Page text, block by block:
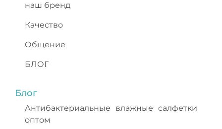
наш бренд
Качество
Общение
БЛОГ
Блог
Антибактериальные влажные салфетки
оптом